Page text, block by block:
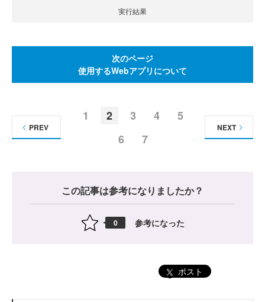
実行結果
次のページ
使用するWebアプリについて
1 2 3 4
5
6
7
PREV NEXT
この記事は参考になりましたか？
0 参考になった
ポスト